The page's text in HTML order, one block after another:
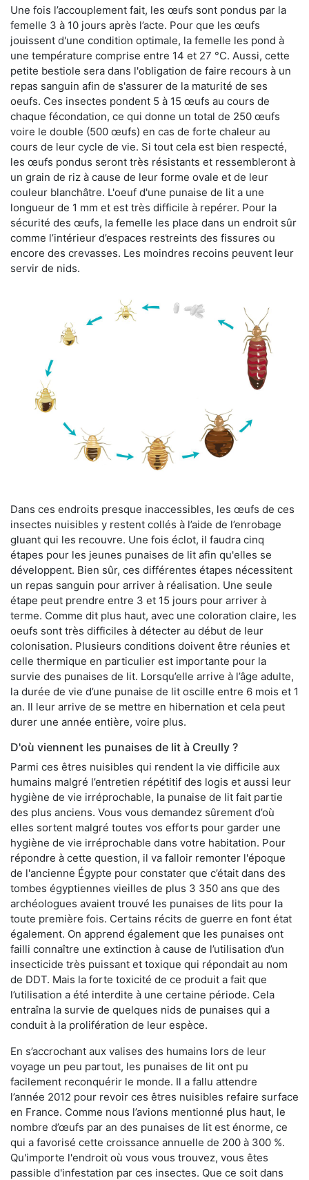
Une fois l’accouplement fait, les œufs sont pondus par la
femelle 3 à 10 jours après l’acte. Pour que les œufs
jouissent d'une condition optimale, la femelle les pond à
une température comprise entre 14 et 27 °C. Aussi, cette
petite bestiole sera dans l'obligation de faire recours à un
repas sanguin afin de s'assurer de la maturité de ses
oeufs. Ces insectes pondent 5 à 15 œufs au cours de
chaque fécondation, ce qui donne un total de 250 œufs
voire le double (500 œufs) en cas de forte chaleur au
cours de leur cycle de vie. Si tout cela est bien respecté,
les œufs pondus seront très résistants et ressembleront à
un grain de riz à cause de leur forme ovale et de leur
couleur blanchâtre. L'oeuf d'une punaise de lit a une
longueur de 1 mm et est très difficile à repérer. Pour la
sécurité des œufs, la femelle les place dans un endroit sûr
comme l’intérieur d’espaces restreints des fissures ou
encore des crevasses. Les moindres recoins peuvent leur
servir de nids.
Dans ces endroits presque inaccessibles, les œufs de ces
insectes nuisibles y restent collés à l’aide de l’enrobage
gluant qui les recouvre. Une fois éclot, il faudra cinq
étapes pour les jeunes punaises de lit afin qu'elles se
développent. Bien sûr, ces différentes étapes nécessitent
un repas sanguin pour arriver à réalisation. Une seule
étape peut prendre entre 3 et 15 jours pour arriver à
terme. Comme dit plus haut, avec une coloration claire, les
oeufs sont très difficiles à détecter au début de leur
colonisation. Plusieurs conditions doivent être réunies et
celle thermique en particulier est importante pour la
survie des punaises de lit. Lorsqu’elle arrive à l’âge adulte,
la durée de vie d’une punaise de lit oscille entre 6 mois et 1
an. Il leur arrive de se mettre en hibernation et cela peut
durer une année entière, voire plus.
D'où viennent les punaises de lit à Creully ?
Parmi ces êtres nuisibles qui rendent la vie difficile aux
humains malgré l’entretien répétitif des logis et aussi leur
hygiène de vie irréprochable, la punaise de lit fait partie
des plus anciens. Vous vous demandez sûrement d’où
elles sortent malgré toutes vos efforts pour garder une
hygiène de vie irréprochable dans votre habitation. Pour
répondre à cette question, il va falloir remonter l'époque
de l'ancienne Égypte pour constater que c’était dans des
tombes égyptiennes vieilles de plus 3 350 ans que des
archéologues avaient trouvé les punaises de lits pour la
toute première fois. Certains récits de guerre en font état
également. On apprend également que les punaises ont
failli connaître une extinction à cause de l’utilisation d’un
insecticide très puissant et toxique qui répondait au nom
de DDT. Mais la forte toxicité de ce produit a fait que
l’utilisation a été interdite à une certaine période. Cela
entraîna la survie de quelques nids de punaises qui a
conduit à la prolifération de leur espèce.
En s’accrochant aux valises des humains lors de leur
voyage un peu partout, les punaises de lit ont pu
facilement reconquérir le monde. Il a fallu attendre
l’année 2012 pour revoir ces êtres nuisibles refaire surface
en France. Comme nous l’avions mentionné plus haut, le
nombre d’œufs par an des punaises de lit est énorme, ce
qui a favorisé cette croissance annuelle de 200 à 300 %.
Qu'importe l'endroit où vous vous trouvez, vous êtes
passible d'infestation par ces insectes. Que ce soit dans